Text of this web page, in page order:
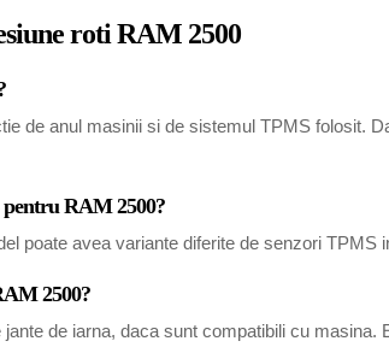
roti RAM 2500
de anul masinii si de sistemul TPMS folosit.
pentru RAM 2500?
poate avea variante diferite de senzori TPMS
2500?
de iarna, daca sunt compatibili cu